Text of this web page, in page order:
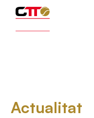
Actualitat